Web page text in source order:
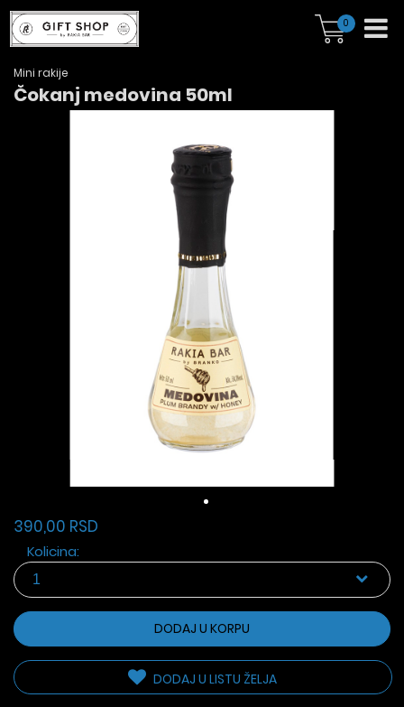
0
Mini rakije
Čokanj medovina 50ml
390,00 RSD
Kolicina:
DODAJ U KORPU
DODAJ U LISTU ŽELJA